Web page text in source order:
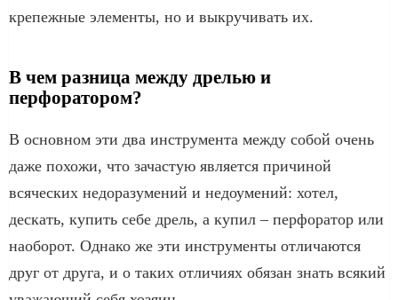
крепежные элементы, но и выкручивать их.
В чем разница между дрелью и
перфоратором?
В основном эти два инструмента между собой очень
даже похожи, что зачастую является причиной
всяческих недоразумений и недоумений: хотел,
дескать, купить себе дрель, а купил – перфоратор или
наоборот. Однако же эти инструменты отличаются
друг от друга, и о таких отличиях обязан знать всякий